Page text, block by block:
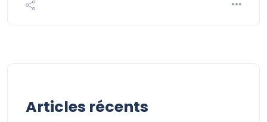
Articles récents